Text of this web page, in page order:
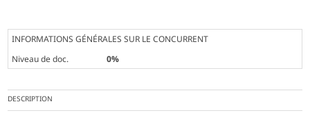
INFORMATIONS GÉNÉRALES SUR LE CONCURRENT
Niveau de doc.
0%
DESCRIPTION